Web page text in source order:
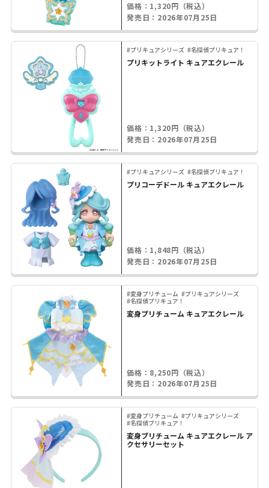
価格：1,320円（税込）
発売日：2026年07月25日
#プリキュアシリーズ #名探偵プリキュア！
プリキットライト キュアエクレール
価格：1,320円（税込）
発売日：2026年07月25日
#プリキュアシリーズ #名探偵プリキュア！
プリコーデドール キュアエクレール
価格：1,848円（税込）
発売日：2026年07月25日
#変身プリチューム #プリキュアシリーズ
#名探偵プリキュア！
変身プリチューム キュアエクレール
価格：8,250円（税込）
発売日：2026年07月25日
#変身プリチューム #プリキュアシリーズ
#名探偵プリキュア！
変身プリチューム キュアエクレール ア
クセサリーセット